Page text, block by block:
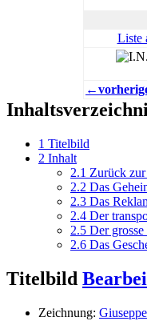
Liste
1 Titelbild
2 Inhalt
2.1 Zurück
2.2 Das
2.3 Das
2.4 Der
2.5 Der grosse
2.6 Das
Titelbild
Zeichnung: